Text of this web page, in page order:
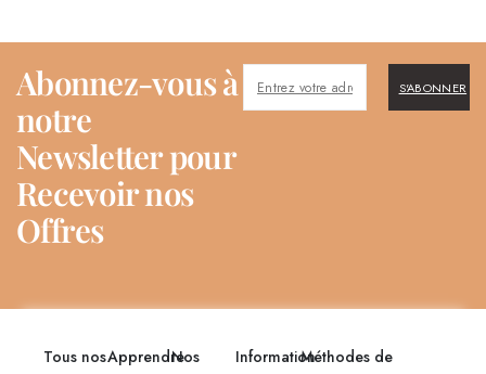
Abonnez-vous à
notre
Newsletter pour
Recevoir nos
Offres
S'ABONNER
Tous nosApprendreNos
InformationMéthodes de